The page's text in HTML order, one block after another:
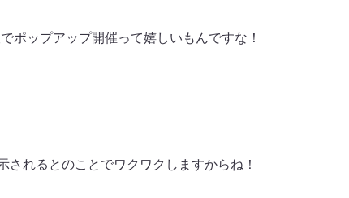
ップアップ開催って嬉しいもんですな！
れるとのことでワクワクしますからね！